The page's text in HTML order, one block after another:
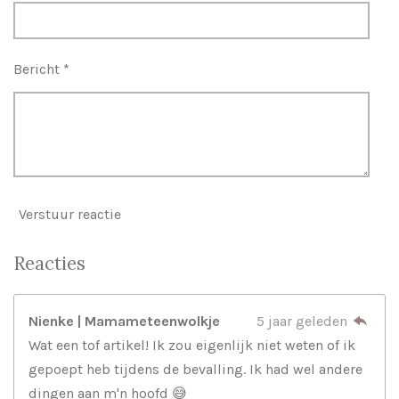
Bericht *
Verstuur reactie
Reacties
Nienke | Mamameteenwolkje
5 jaar geleden
Wat een tof artikel! Ik zou eigenlijk niet weten of ik
gepoept heb tijdens de bevalling. Ik had wel andere
dingen aan m'n hoofd 😅